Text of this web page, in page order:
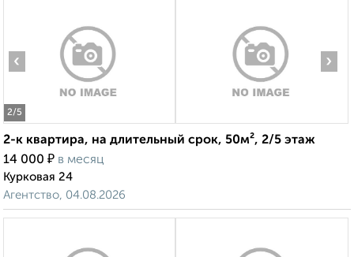
2/5
‹ ›
2-к квартира, на длительный срок, 50м², 2/5 этаж
14 000 ₽ в месяц
Курковая 24
Агентство, 04.08.2026